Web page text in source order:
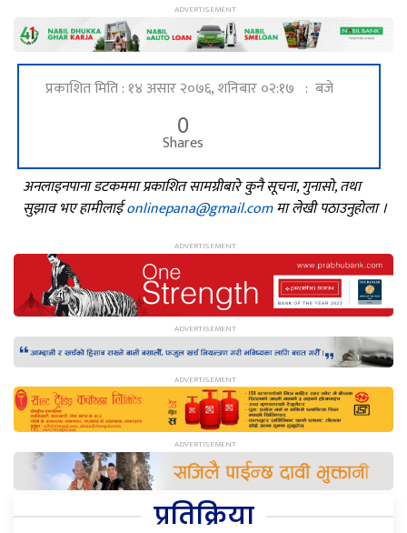
प्रकाशित मिति : १४ असार २०७६, शनिबार ०२:१७ : बजे
0
Shares
अनलाइनपाना डटकममा प्रकाशित सामग्रीबारे कुनै सूचना, गुनासो, तथा
सुझाव भए हामीलाईonlinepana@gmail.comमा लेखी पठाउनुहोला ।
प्रतिक्रिया